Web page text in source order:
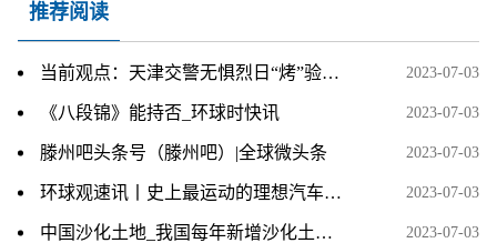
推荐阅读
当前观点：天津交警无惧烈日“烤”验值守一线 夏日最美“警”色 守护出行平安 2023-07-03
《八段锦》能持否_环球时快讯 2023-07-03
滕州吧头条号（滕州吧）|全球微头条 2023-07-03
环球观速讯丨史上最运动的理想汽车来了：Pro、Max车型将推更运动悬架模式 2023-07-03
中国沙化土地_我国每年新增沙化土地面积约多少平方公里 2023-07-03